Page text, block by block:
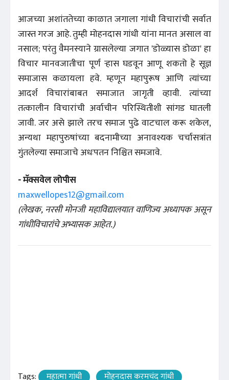
आजच्या अशांततेच्या काळात जगाला गांधी विचारांची सर्वात
जास्त गरज आहे. तुम्ही मोहनदास गांधी यांना मानत असाल वा
नसाल; परंतु वैमनस्याने ग्रासलेल्या जगात 'डोळ्यास डोळा' हा
विचार मानवजातीचा पूर्ण ऱ्हास घडवून आणू शकतो हे सूज्ञ
समाजास कळायला हवे. म्हणून महापुरूष आणि त्यांच्या
आदर्श विचारांबाबत समाजात जागृती व्हावी. त्यांच्या
तत्कालीन विचारांची अर्वाचीन परिस्थितीशी सांगड घातली
जावी. जर असे झाले तरच समाज पुढे वाटचाल करू शकेल,
अन्यथा महापुरुषांच्या बदनामीच्या अनावश्यक चर्चासत्रांत
गुंतलेल्या समाजाचे अधःपतन निश्चित समजावे.
- मॅक्सवेल लोपीस
maxwellopes12@gmail.com
(लेखक, नरसी मोनजी महाविद्यालयात वाणिज्य अध्यापक असून
गांधीविचारांचे अभ्यासक आहेत.)
Tags: महात्मा गांधी मोहनदास करमचंद गांधी